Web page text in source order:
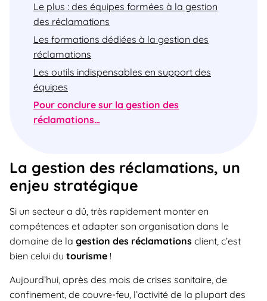
Le plus : des équipes formées à la gestion
des réclamations
Les formations dédiées à la gestion des
réclamations
Les outils indispensables en support des
équipes
Pour conclure sur la gestion des
réclamations…
La gestion des réclamations, un
enjeu stratégique
Si un secteur a dû, très rapidement monter en
compétences et adapter son organisation dans le
domaine de la gestion des réclamations client, c’est
bien celui du tourisme !
Aujourd’hui, après des mois de crises sanitaire, de
confinement, de couvre-feu, l’activité de la plupart des